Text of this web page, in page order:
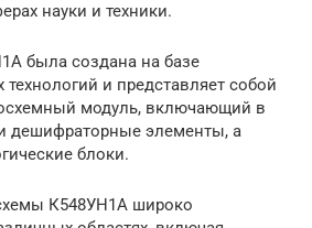
науки и техники.
была создана на базе
и представляет собой
модуль, включающий в
дешифраторные элементы, а
блоки.
К548УН1А широко